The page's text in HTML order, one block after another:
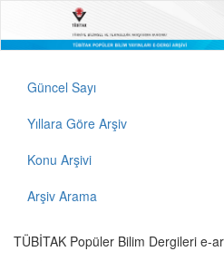
Güncel Sayı
Yıllara Göre Arşiv
Konu Arşivi
Arşiv Arama
TÜBİTAK Popüler Bilim Dergileri e-